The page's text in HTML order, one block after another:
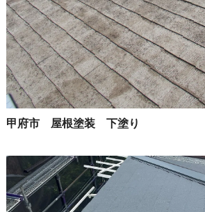
甲府市 屋根塗装 下塗り